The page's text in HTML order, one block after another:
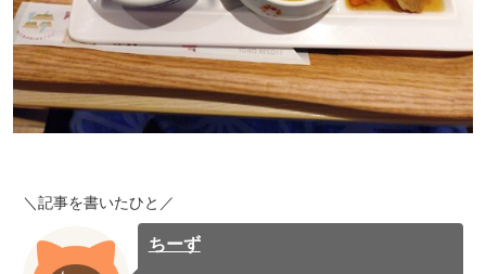
＼記事を書いたひと／
ちーず